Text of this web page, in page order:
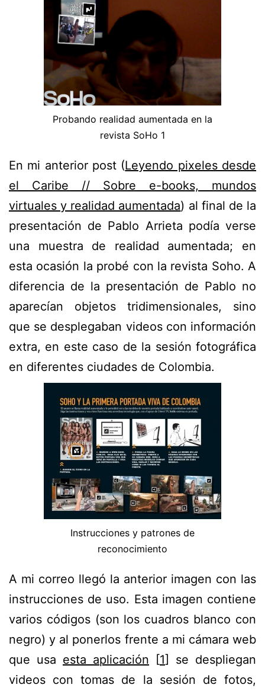
Probando realidad aumentada en la
revista SoHo 1
En mi anterior post (Leyendo pixeles desde
el Caribe // Sobre e-books, mundos
virtuales y realidad aumentada) al final de la
presentación de Pablo Arrieta podía verse
una muestra de realidad aumentada; en
esta ocasión la probé con la revista Soho. A
diferencia de la presentación de Pablo no
aparecían objetos tridimensionales, sino
que se desplegaban videos con información
extra, en este caso de la sesión fotográfica
en diferentes ciudades de Colombia.
Instrucciones y patrones de
reconocimiento
A mi correo llegó la anterior imagen con las
instrucciones de uso. Esta imagen contiene
varios códigos (son los cuadros blanco con
negro) y al ponerlos frente a mi cámara web
que usa esta aplicación [1] se despliegan
videos con tomas de la sesión de fotos,